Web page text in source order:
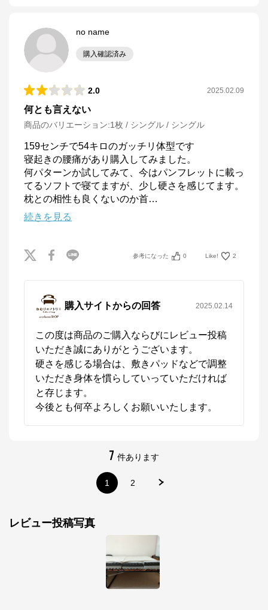
no name
購入確認済み
2.0 2025.02.09
何とも言えない
商品のバリエーション:1枚 / シングル / シングル
159センチで54キロのガッチリ体型です
寝起きの腰痛があり購入してみました。
何パターンか試してみて、今はパンフレットに載っ
てるソフトで寝てますが、少し硬さを感じてます。
枕との相性も良くないのか首…
続きを見る
参考になった 0 Like! 2
購入サイトからの回答 2025.02.14
この度は商品のご購入ならびにレビュー投稿
いただき誠にありがとうございます。
硬さを感じる場合は、敷きパッドなどで調整
いただき身体を慣らしていっていただければ
と存じます。
今後とも何卒よろしくお願いいたします。
7 件あります
1 2
レビュー投稿写真
ねむりのアトリエOnlineSHOP
公式ECサイト
※外部サイトが開きます
ねむりのアトリエOnlineSHOP
四季に適した快適なねむりで、
ねむりのアトリエOnline SHOPは、京都の寝具総合メ
ーカー「ロマンス小杉」が運営するオンラインショッ
季節に応じたねむりをご提案します。